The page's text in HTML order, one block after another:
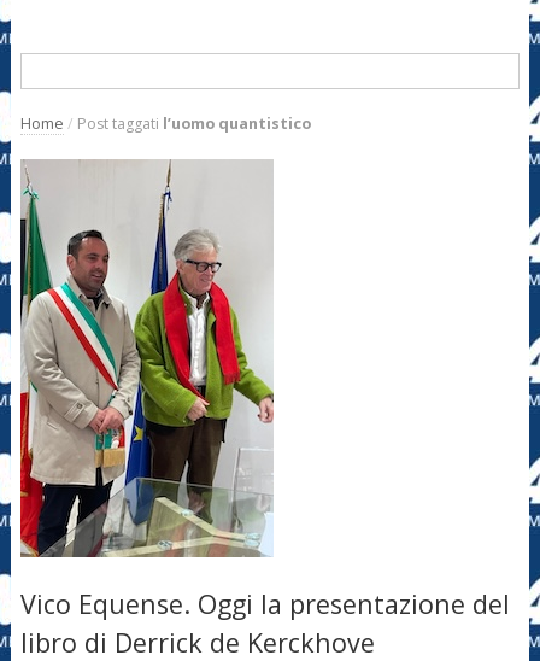
Home / Post taggati l’uomo quantistico
Vico Equense. Oggi la presentazione del
libro di Derrick de Kerckhove